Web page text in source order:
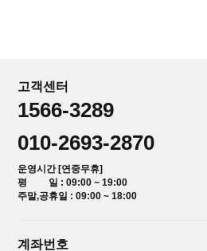
고객센터
1566-3289
010-2693-2870
운영시간 [연중무휴]
평 일 : 09:00 ~ 19:00
주말,공휴일 : 09:00 ~ 18:00
계좌번호